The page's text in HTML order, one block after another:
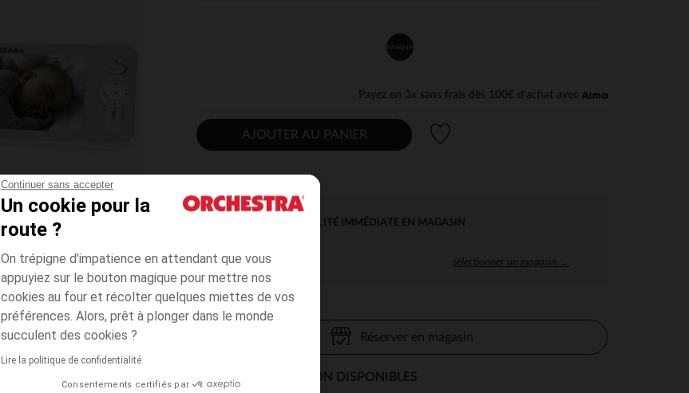
Continuer sans accepter
Un cookie pour la
route ?
On trépigne d'impatience en attendant que vous
appuyiez sur le bouton magique pour mettre nos
cookies au four et récolter quelques miettes de vos
préférences. Alors, prêt à plonger dans le monde
succulent des cookies ?
Lire la politique de confidentialité
Consentements certifiés par
Unique
Payez en 3x sans frais dès 100€ d'achat avec
AJOUTER AU PANIER
DISPONIBILITÉ IMMÉDIATE EN MAGASIN
sélectionner un magasin →
Réserver en magasin
MODES DE LIVRAISON DISPONIBLES